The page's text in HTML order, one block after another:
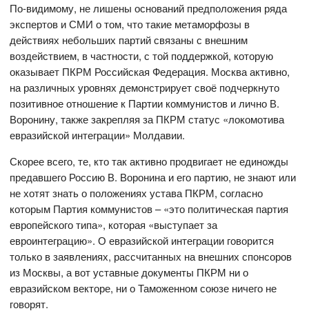
По-видимому, не лишены оснований предположения ряда
экспертов и СМИ о том, что такие метаморфозы в
действиях небольших партий связаны с внешним
воздействием, в частности, с той поддержкой, которую
оказывает ПКРМ Российская Федерация. Москва активно,
на различных уровнях демонстрирует своё подчеркнуто
позитивное отношение к Партии коммунистов и лично В.
Воронину, также закрепляя за ПКРМ статус «локомотива
евразийской интеграции» Молдавии.
Скорее всего, те, кто так активно продвигает не единожды
предавшего Россию В. Воронина и его партию, не знают или
не хотят знать о положениях устава ПКРМ, согласно
которым Партия коммунистов – «это политическая партия
европейского типа», которая «выступает за
евроинтеграцию». О евразийской интеграции говорится
только в заявлениях, рассчитанных на внешних спонсоров
из Москвы, а вот уставные документы ПКРМ ни о
евразийском векторе, ни о Таможенном союзе ничего не
говорят.